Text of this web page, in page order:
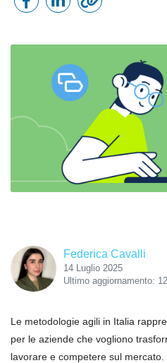
Federica Cavalli
14 Luglio 2025
Ultimo aggiornamento:
Le metodologie agili in Italia
per le aziende che vogliono
lavorare e competere sul